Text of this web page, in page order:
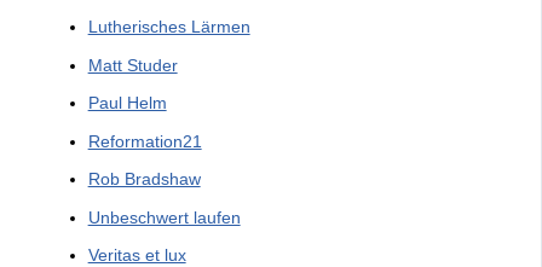
Lutherisches Lärmen
Matt Studer
Paul Helm
Reformation21
Rob Bradshaw
Unbeschwert laufen
Veritas et lux